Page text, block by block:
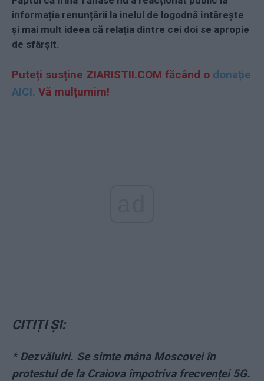
informația renunțării la inelul de logodnă întărește
și mai mult ideea că relația dintre cei doi se apropie
de sfârșit.
Puteți susține ZIARISTII.COM făcând o donație
AICI. Vă mulțumim!
CITIȚI ȘI:
* Dezvăluiri. Se simte mâna Moscovei în
protestul de la Craiova împotriva frecvenței 5G.